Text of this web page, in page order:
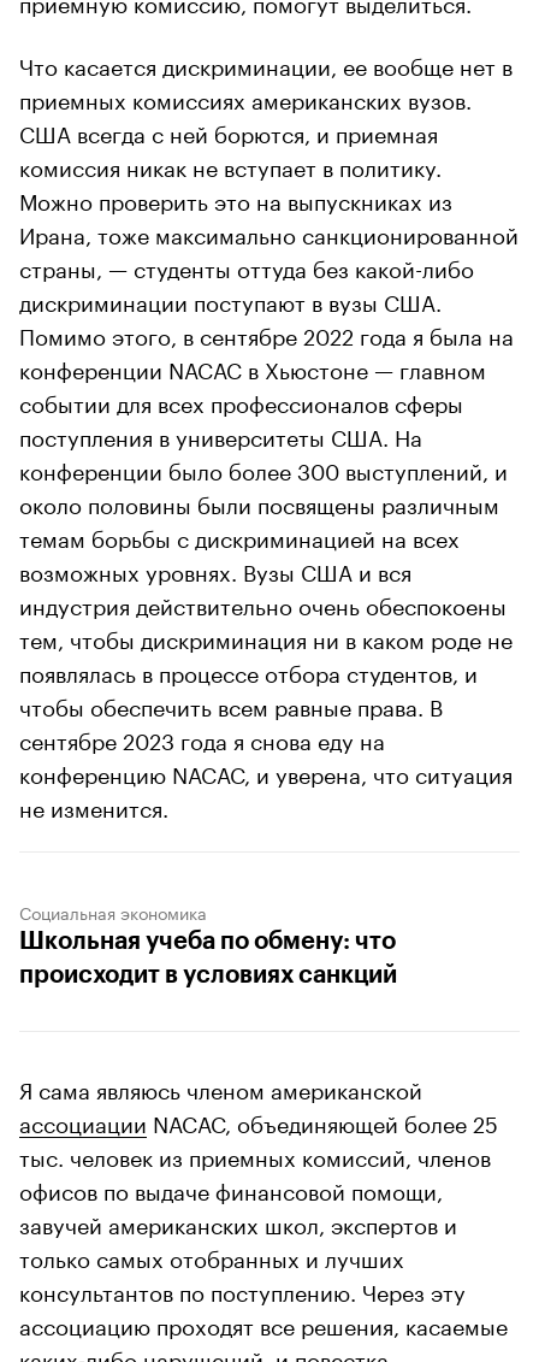
Что касается дискриминации, ее вообще нет в
приемных комиссиях американских вузов.
США всегда с ней борются, и приемная
комиссия никак не вступает в политику.
Можно проверить это на выпускниках из
Ирана, тоже максимально санкционированной
страны, — студенты оттуда без какой-либо
дискриминации поступают в вузы США.
Помимо этого, в сентябре 2022 года я была на
конференции NACAC в Хьюстоне — главном
событии для всех профессионалов сферы
поступления в университеты США. На
конференции было более 300 выступлений, и
около половины были посвящены различным
темам борьбы с дискриминацией на всех
возможных уровнях. Вузы США и вся
индустрия действительно очень обеспокоены
тем, чтобы дискриминация ни в каком роде не
появлялась в процессе отбора студентов, и
чтобы обеспечить всем равные права. В
сентябре 2023 года я снова еду на
конференцию NACAC, и уверена, что ситуация
не изменится.
Социальная экономика
Школьная учеба по обмену: что
происходит в условиях санкций
Я сама являюсь членом американской
ассоциации NACAC, объединяющей более 25
тыс. человек из приемных комиссий, членов
офисов по выдаче финансовой помощи,
завучей американских школ, экспертов и
только самых отобранных и лучших
консультантов по поступлению. Через эту
ассоциацию проходят все решения, касаемые